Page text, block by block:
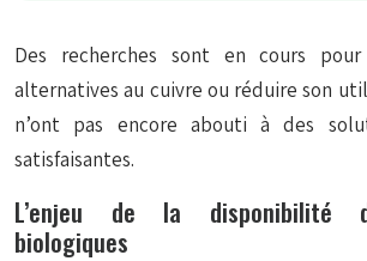
Des recherches sont en cours
alternatives au cuivre ou réduire son
n’ont pas encore abouti à des
satisfaisantes.
L’enjeu de la disponibilité
biologiques